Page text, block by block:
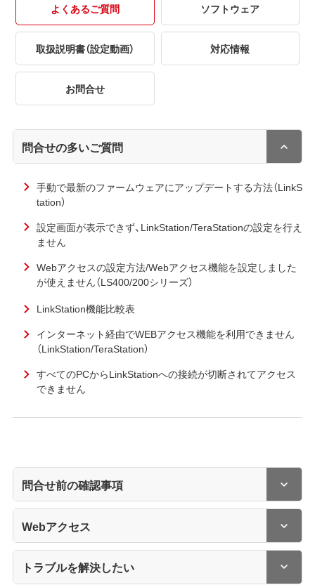
よくあるご質問 ソフトウェア
取扱説明書（設定動画） 対応情報
お問合せ
問合せの多いご質問
手動で最新のファームウェアにアップデートする方法（LinkS
tation）
設定画面が表示できず、LinkStation/TeraStationの設定を行え
ません
Webアクセスの設定方法/Webアクセス機能を設定しました
が使えません（LS400/200シリーズ）
LinkStation機能比較表
インターネット経由でWEBアクセス機能を利用できません
（LinkStation/TeraStation）
すべてのPCからLinkStationへの接続が切断されてアクセス
できません
問合せ前の確認事項
Webアクセス
トラブルを解決したい